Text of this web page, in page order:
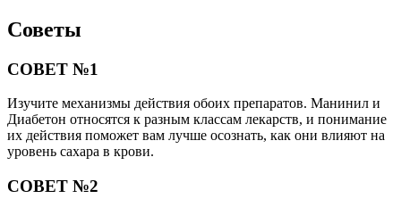
Советы
СОВЕТ №1
Изучите механизмы действия обоих препаратов. Манинил и
Диабетон относятся к разным классам лекарств, и понимание
их действия поможет вам лучше осознать, как они влияют на
уровень сахара в крови.
СОВЕТ №2